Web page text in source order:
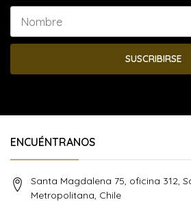
SUSCRIBIRSE
ENCUÉNTRANOS
Santa Magdalena 75, oficina 312,
Metropolitana, Chile